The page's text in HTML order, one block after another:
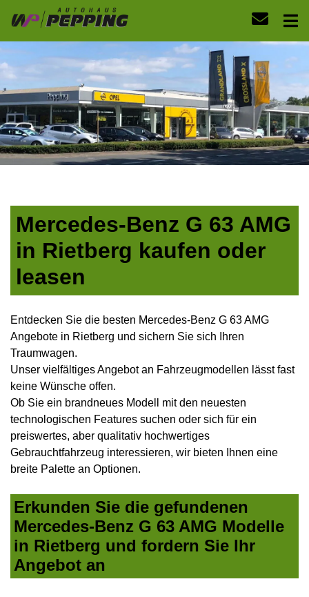
Mercedes-Benz G 63 AMG
in Rietberg kaufen oder
leasen
Entdecken Sie die besten Mercedes-Benz G 63 AMG
Angebote in Rietberg und sichern Sie sich Ihren
Traumwagen.
Unser vielfältiges Angebot an Fahrzeugmodellen lässt fast
keine Wünsche offen.
Ob Sie ein brandneues Modell mit den neuesten
technologischen Features suchen oder sich für ein
preiswertes, aber qualitativ hochwertiges
Gebrauchtfahrzeug interessieren, wir bieten Ihnen eine
breite Palette an Optionen.
Erkunden Sie die gefundenen
Mercedes-Benz G 63 AMG Modelle
in Rietberg und fordern Sie Ihr
Angebot an